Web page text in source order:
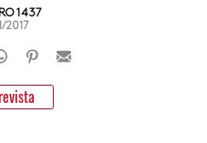
1437
2017